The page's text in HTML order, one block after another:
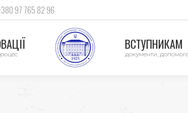
97 765 82 96
ВСТУПНИКАМ
документи,